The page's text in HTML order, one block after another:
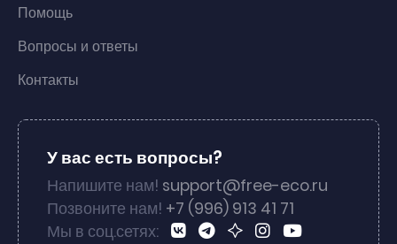
Помощь
Вопросы и ответы
Контакты
У вас есть вопросы?
Напишите нам! support@free-eco.ru
Позвоните нам! +7 (996) 913 41 71
Мы в соц.сетях: